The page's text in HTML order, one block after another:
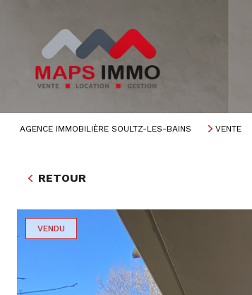
AGENCE IMMOBILIÈRE SOULTZ-LES-BAINS VENTE
RETOUR
VENDU